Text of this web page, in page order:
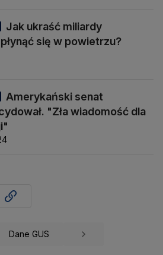
Jak ukraść miliardy
się w powietrzu?
Amerykański senat
"Zła wiadomość dla
Dane GUS